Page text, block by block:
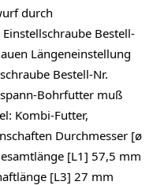
durch
Bestell-
Längeneinstellung
Bestell-Nr.
Bohrfutter muß
Kombi-Futter,
Durchmesser [ø
[L1] 57,5 mm
[L3] 27 mm